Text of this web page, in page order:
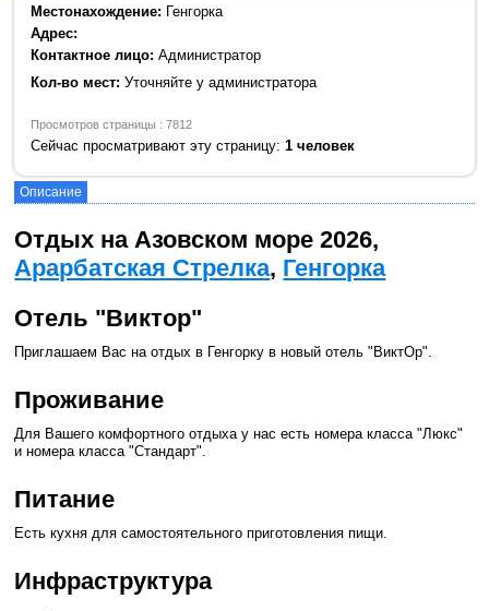
Местонахождение: Генгорка
Адрес:
Контактное лицо: Администратор
Кол-во мест: Уточняйте у администратора
Просмотров страницы : 7812
Сейчас просматривают эту страницу:1 человек
Описание
Отдых на Азовском море 2026,
Арарбатская Стрелка, Генгорка
Отель "Виктор"
Приглашаем Вас на отдых в Генгорку в новый отель "ВиктОр".
Проживание
Для Вашего комфортного отдыха у нас есть номера класса "Люкс"
и номера класса "Стандарт".
Питание
Есть кухня для самостоятельного приготовления пищи.
Инфраструктура